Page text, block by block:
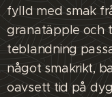
fylld med smak
granatäpple och
teblandning
något smakrikt,
oavsett tid på